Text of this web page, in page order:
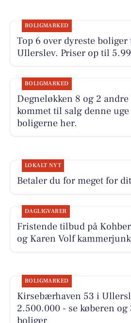
BOLIGMARKED
Top 6 over dyreste
Ullerslev. Priser op til
BOLIGMARKED
Degneløkken 8 og 2
kommet til salg denne
boligerne her.
LOKALT NYT
Betaler du for meget for
DAGLIGVARER
Fristende tilbud på
og Karen Volf
BOLIGMARKED
Kirsebærhaven 53 i
2.500.000 - se køberen